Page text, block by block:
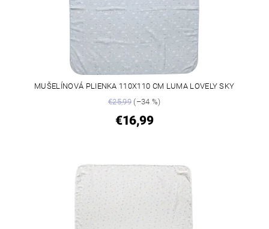
MUŠELÍNOVÁ PLIENKA 110X110 CM LUMA LOVELY SKY
€25,99(–34 %)
€16,99